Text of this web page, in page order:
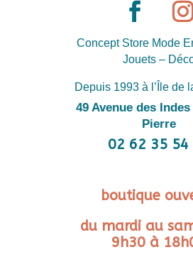
Concept Store Mode
Jouets –
Depuis 1993 à l’Île de
49 Avenue des Indes
Pierre
02 62 35 54
boutique
du mardi au
9h30 à